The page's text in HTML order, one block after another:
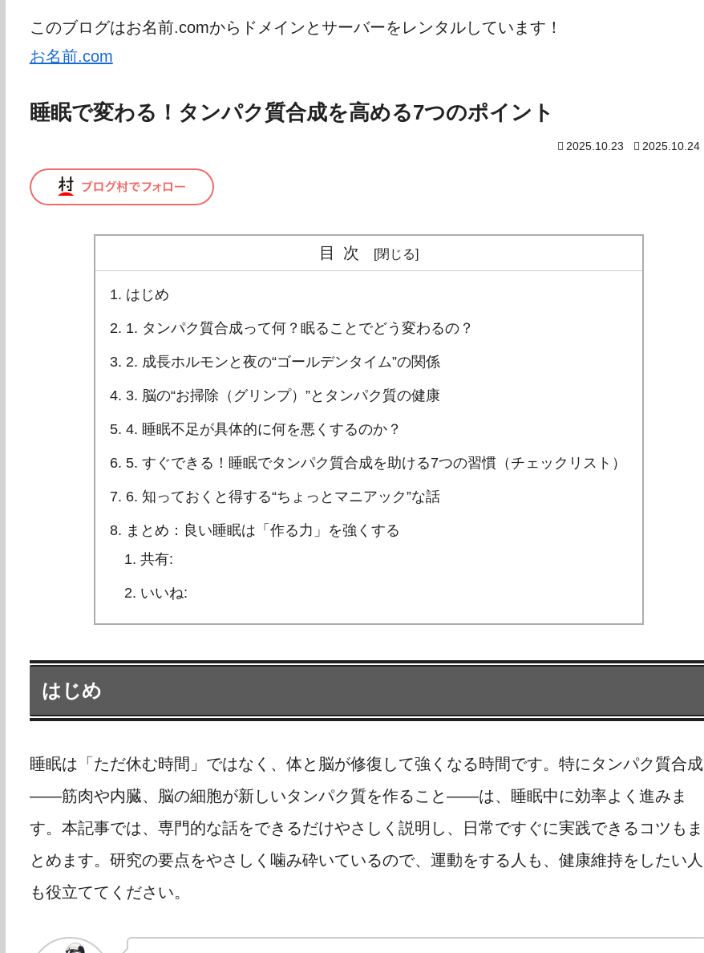
このブログはお名前.comからドメインとサーバーをレンタルしています！
お名前.com
睡眠で変わる！タンパク質合成を高める7つのポイント
2025.10.23 2025.10.24
目次
はじめ
1. タンパク質合成って何？眠ることでどう変わるの？
2. 成長ホルモンと夜の“ゴールデンタイム”の関係
3. 脳の“お掃除（グリンプ）”とタンパク質の健康
4. 睡眠不足が具体的に何を悪くするのか？
5. すぐできる！睡眠でタンパク質合成を助ける7つの習慣（チェックリスト）
6. 知っておくと得する“ちょっとマニアック”な話
まとめ：良い睡眠は「作る力」を強くする
共有:
いいね:
はじめ
睡眠は「ただ休む時間」ではなく、体と脳が修復して強くなる時間です。特にタンパク質合成
――筋肉や内臓、脳の細胞が新しいタンパク質を作ること――は、睡眠中に効率よく進みま
す。本記事では、専門的な話をできるだけやさしく説明し、日常ですぐに実践できるコツもま
とめます。研究の要点をやさしく噛み砕いているので、運動をする人も、健康維持をしたい人
も役立ててください。